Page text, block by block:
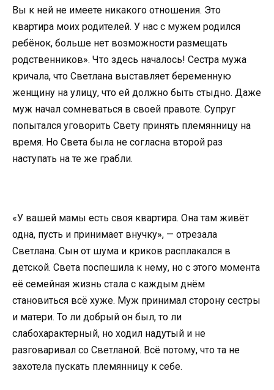
Вы к ней не имеете никакого отношения. Это
квартира моих родителей. У нас с мужем родился
ребёнок, больше нет возможности размещать
родственников». Что здесь началось! Сестра мужа
кричала, что Светлана выставляет беременную
женщину на улицу, что ей должно быть стыдно. Даже
муж начал сомневаться в своей правоте. Супруг
попытался уговорить Свету принять племянницу на
время. Но Света была не согласна второй раз
наступать на те же грабли.
«У вашей мамы есть своя квартира. Она там живёт
одна, пусть и принимает внучку», — отрезала
Светлана. Сын от шума и криков расплакался в
детской. Света поспешила к нему, но с этого момента
её семейная жизнь стала с каждым днём
становиться всё хуже. Муж принимал сторону сестры
и матери. То ли добрый он был, то ли
слабохарактерный, но ходил надутый и не
разговаривал со Светланой. Всё потому, что та не
захотела пускать племянницу к себе.